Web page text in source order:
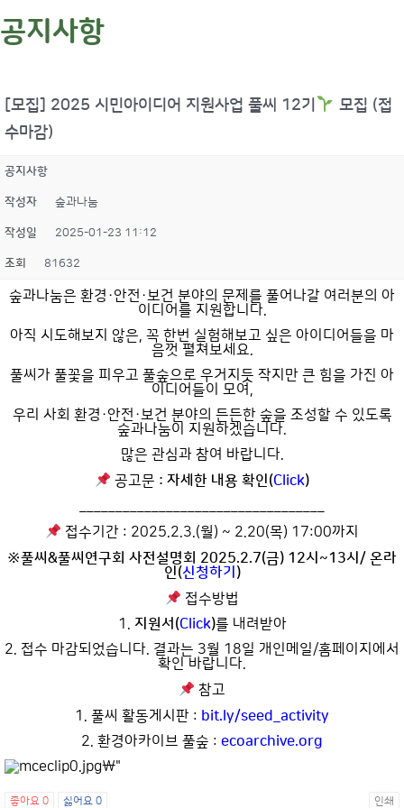
공지사항
[모집] 2025 시민아이디어 지원사업 풀씨 12기
모집 (접
수마감)
공지사항
작성자 숲과나눔
작성일 2025-01-23 11:12
조회 81632
숲과나눔은 환경·안전·보건 분야의 문제를 풀어나갈 여러분의 아
이디어를 지원합니다.
아직 시도해보지 않은, 꼭 한번 실험해보고 싶은 아이디어들을 마
음껏 펼쳐보세요.
풀씨가 풀꽃을 피우고 풀숲으로 우거지듯 작지만 큰 힘을 가진 아
이디어들이 모여,
우리 사회 환경·안전·보건 분야의 든든한 숲을 조성할 수 있도록
숲과나눔이 지원하겠습니다.
많은 관심과 참여 바랍니다.
공고문 : 자세한 내용 확인(Click)
접수기간 : 2025.2.3.(월) ~ 2.20(목) 17:00까지
※풀씨&풀씨연구회 사전설명회 2025.2.7(금) 12시~13시/ 온라
인(신청하기 )
접수방법
1. 지원서(Click)를 내려받아
2. 접수 마감되었습니다. 결과는 3월 18일 개인메일/홈페이지에서
확인 바랍니다.
참고
1. 풀씨 활동게시판 : bit.ly/seed_activity
2. 환경아카이브 풀숲 : ecoarchive.org
좋아요 0 싫어요 0 인쇄